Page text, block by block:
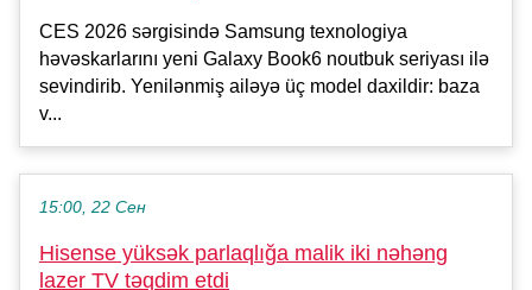
CES 2026 sərgisində Samsung texnologiya
həvəskarlarını yeni Galaxy Book6 noutbuk seriyası ilə
sevindirib. Yenilənmiş ailəyə üç model daxildir: baza
v...
15:00, 22 Сен
Hisense yüksək parlaqlığa malik iki nəhəng
lazer TV təqdim etdi